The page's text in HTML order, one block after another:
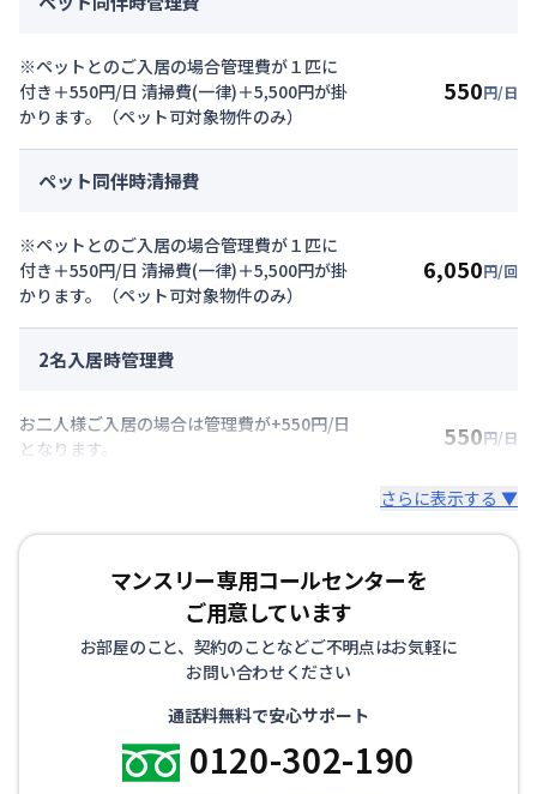
※ペットとのご入居の場合管理費が１匹に
付き＋550円/日 清掃費(一律)＋5,500円が掛
かります。（ペット可対象物件のみ）
550円/日
ペット同伴時清掃費
※ペットとのご入居の場合管理費が１匹に
付き＋550円/日 清掃費(一律)＋5,500円が掛
かります。（ペット可対象物件のみ）
6,050円/回
2名入居時管理費
お二人様ご入居の場合は管理費が+550円/日
となります。
550円/日
さらに表示する ▼
マンスリー専用コールセンターを
ご用意しています
お部屋のこと、契約のことなどご不明点はお気軽に
お問い合わせください
通話料無料で安心サポート
0120-302-190